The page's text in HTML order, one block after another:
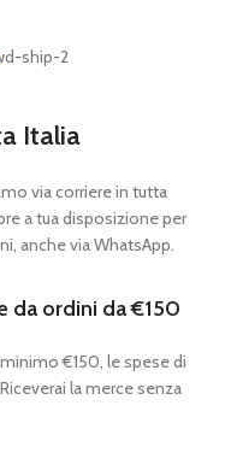
Italia
via corriere in tutta
a tua disposizione per
anche via WhatsApp.
da ordini da €150
€150, le spese di
la merce senza